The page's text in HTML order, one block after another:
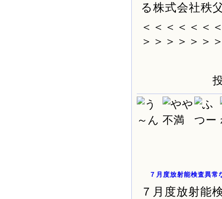
る株式会社秩
＜＜＜＜＜＜
＞＞＞＞＞＞
７月度放射能検査異常
７月度放射能